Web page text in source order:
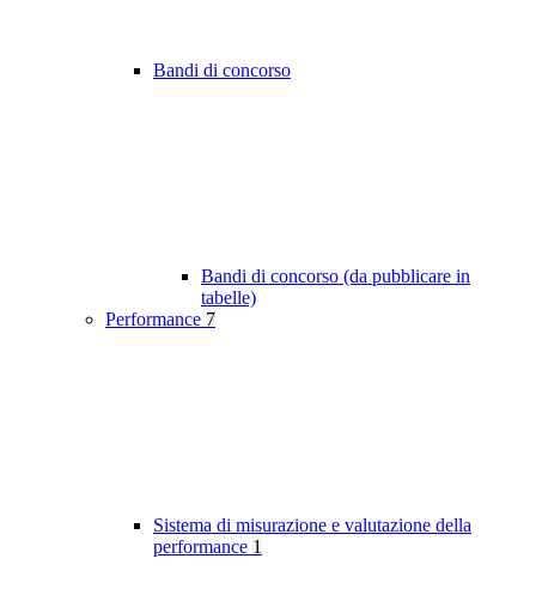
Bandi di concorso
Bandi di concorso (da pubblicare in
tabelle)
Performance 7
Sistema di misurazione e valutazione della
performance 1